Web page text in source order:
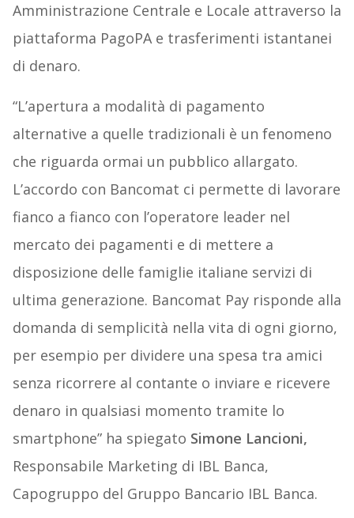
Amministrazione Centrale e Locale attraverso la
piattaforma PagoPA e trasferimenti istantanei
di denaro.
“L’apertura a modalità di pagamento
alternative a quelle tradizionali è un fenomeno
che riguarda ormai un pubblico allargato.
L’accordo con Bancomat ci permette di lavorare
fianco a fianco con l’operatore leader nel
mercato dei pagamenti e di mettere a
disposizione delle famiglie italiane servizi di
ultima generazione. Bancomat Pay risponde alla
domanda di semplicità nella vita di ogni giorno,
per esempio per dividere una spesa tra amici
senza ricorrere al contante o inviare e ricevere
denaro in qualsiasi momento tramite lo
smartphone” ha spiegato Simone Lancioni,
Responsabile Marketing di IBL Banca,
Capogruppo del Gruppo Bancario IBL Banca.